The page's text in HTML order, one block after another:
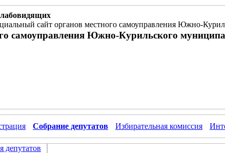
сайт органов местного самоуправления Южно-
самоуправления Южно-Курильского
Собрание депутатов Избирательная комиссия
депутатов